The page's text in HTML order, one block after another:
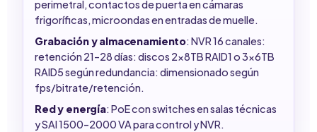
perimetral, contactos de puerta en cámaras
frigoríficas, microondas en entradas de muelle.
Grabación y almacenamiento: NVR 16 canales:
retención 21–28 días: discos 2x8TB RAID1 o 3x6TB
RAID5 según redundancia: dimensionado según
fps/bitrate/retención.
Red y energía: PoE con switches en salas técnicas
y SAI 1500–2000 VA para control y NVR.